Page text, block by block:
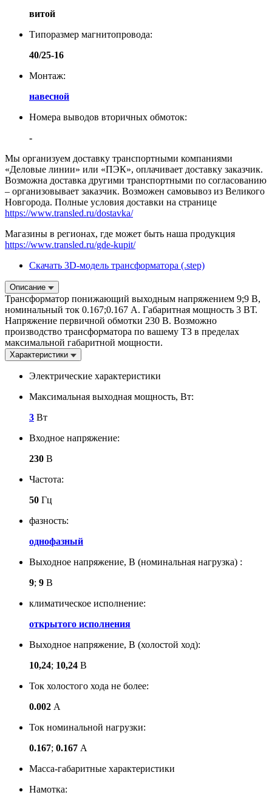
витой
Типоразмер магнитопровода:
40/25-16
Монтаж:
навесной
Номера выводов вторичных обмоток:
-
Мы организуем доставку транспортными компаниями
«Деловые линии» или «ПЭК», оплачивает доставку заказчик.
Возможна доставка другими транспортными по согласованию
– организовывает заказчик. Возможен самовывоз из Великого
Новгорода. Полные условия доставки на странице
https://www.transled.ru/dostavka/
Магазины в регионах, где может быть наша продукция
https://www.transled.ru/gde-kupit/
Скачать 3D-модель трансформатора (.step)
Описание
Трансформатор понижающий выходным напряжением 9;9 В,
номинальный ток 0.167;0.167 А. Габаритная мощность 3 ВТ.
Напряжение первичной обмотки 230 В. Возможно
производство трансформатора по вашему ТЗ в пределах
максимальной габаритной мощности.
Характеристики
Электрические характеристики
Максимальная выходная мощность, Вт:
3 Вт
Входное напряжение:
230 В
Частота:
50 Гц
фазность:
однофазный
Выходное напряжение, В (номинальная нагрузка) :
9; 9 В
климатическое исполнение:
открытого исполнения
Выходное напряжение, В (холостой ход):
10,24; 10,24 В
Ток холостого хода не более:
0.002 А
Ток номинальной нагрузки:
0.167; 0.167 А
Масса-габаритные характеристики
Намотка: